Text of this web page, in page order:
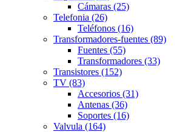
Cámaras (25)
Telefonia (26)
Teléfonos (16)
Transformadores-fuentes (89)
Fuentes (55)
Transformadores (33)
Transistores (152)
TV (83)
Accesorios (31)
Antenas (36)
Soportes (16)
Valvula (164)